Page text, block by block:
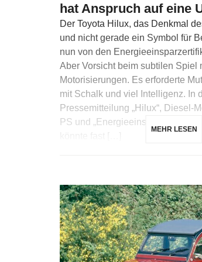
hat Anspruch auf eine
Der Toyota Hilux, das Denkmal
und nicht gerade ein Symbol für
nun von den
Aber Vorsicht beim subtilen Spiel
Motorisierungen. Es erforderte
mit Schalk und viel Intelligenz. In
Pressemitteilung „Hilux“, Diesel-
PS und
MEHR LESEN